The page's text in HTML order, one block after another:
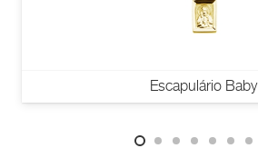
Escapulário Baby